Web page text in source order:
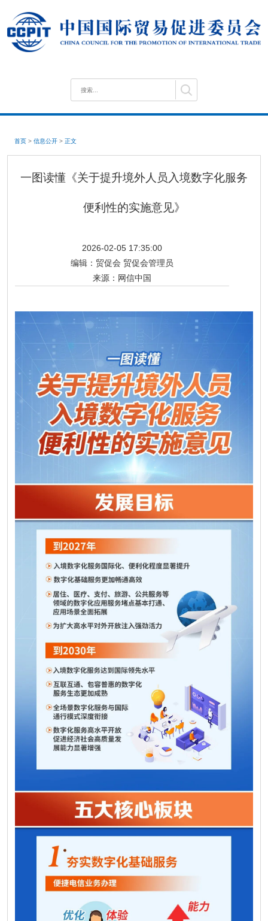
首页 > 信息公开 > 正文
一图读懂《关于提升境外人员入境数字化服务
便利性的实施意见》
2026-02-05 17:35:00
编辑： 贸促会 贸促会管理员
来源： 网信中国